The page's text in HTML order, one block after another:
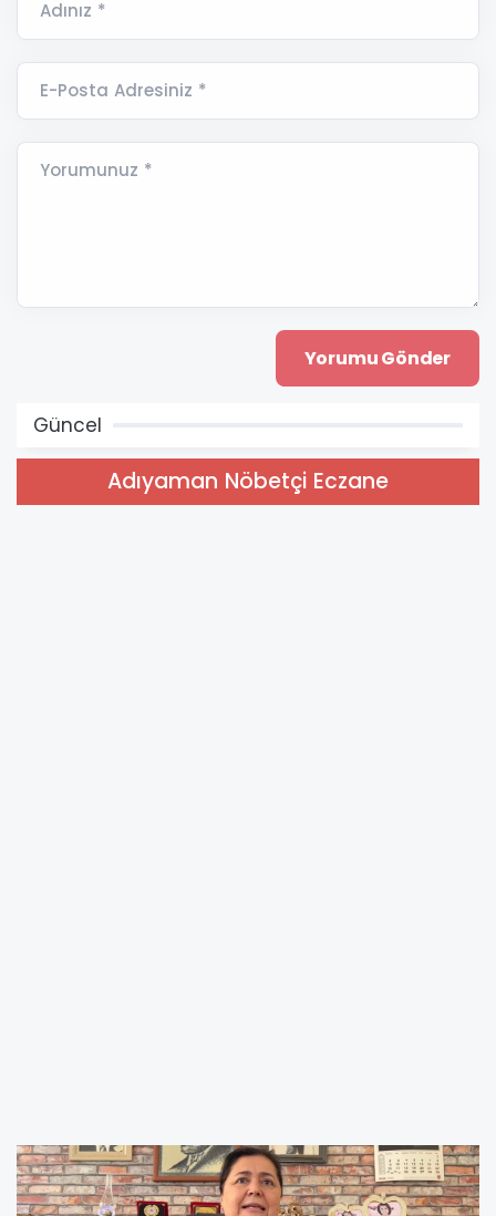
Adınız *
E-Posta Adresiniz *
Yorumunuz *
Güncel
Adıyaman Nöbetçi Eczane